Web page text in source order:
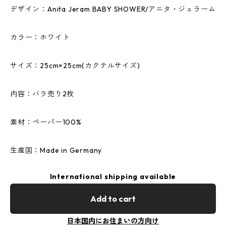
デザイン：Anita Jeram BABY SHOWER/アニタ・ジェラーム
カラー：ホワイト
サイズ：25cm×25cm(カクテルサイズ)
内容：バラ売り2枚
素材：ペーパー100%
生産国：Made in Germany
International shipping available
Add to cart
日本国内にお住まいの方向け